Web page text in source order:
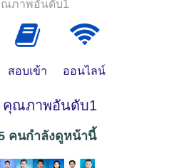
ภาพอันดับ1
สอบเข้า ออนไลน์
คุณภาพอันดับ1
คนกำลังดูหน้านี้